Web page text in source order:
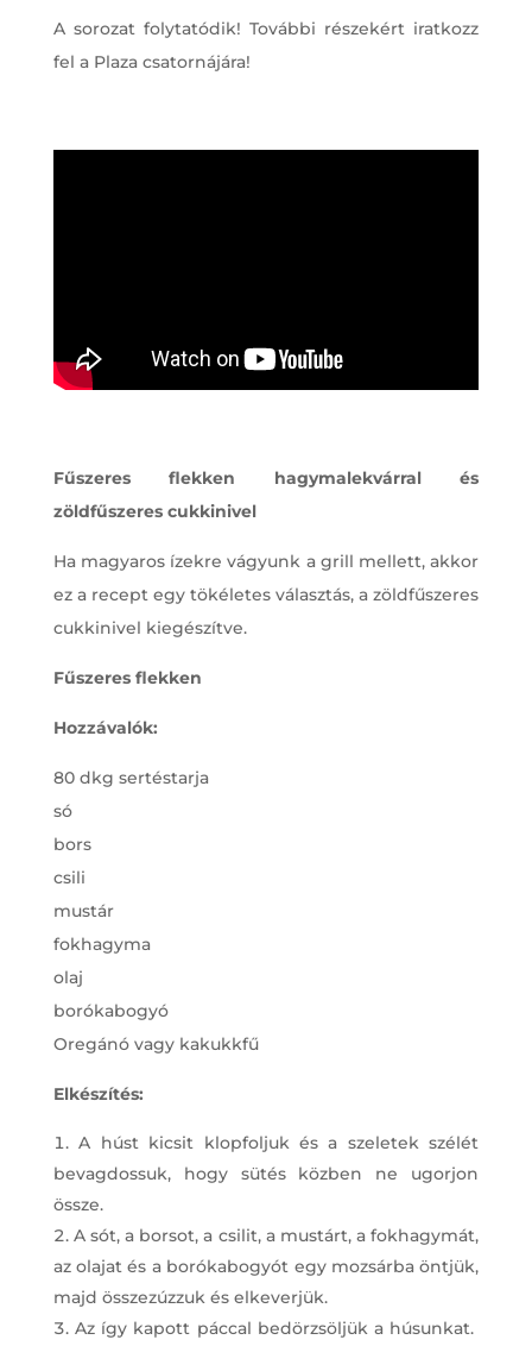
A sorozat folytatódik! További részekért iratkozz
fel a Plaza csatornájára!
Fűszeres flekken hagymalekvárral és
zöldfűszeres cukkinivel
Ha magyaros ízekre vágyunk a grill mellett, akkor
ez a recept egy tökéletes választás, a zöldfűszeres
cukkinivel kiegészítve.
Fűszeres flekken
Hozzávalók:
80 dkg sertéstarja
só
bors
csili
mustár
fokhagyma
olaj
borókabogyó
Oregánó vagy kakukkfű
Elkészítés:
A húst kicsit klopfoljuk és a szeletek szélét
bevagdossuk, hogy sütés közben ne ugorjon
össze.
A sót, a borsot, a csilit, a mustárt, a fokhagymát,
az olajat és a borókabogyót egy mozsárba öntjük,
majd összezúzzuk és elkeverjük.
Az így kapott páccal bedörzsöljük a húsunkat.